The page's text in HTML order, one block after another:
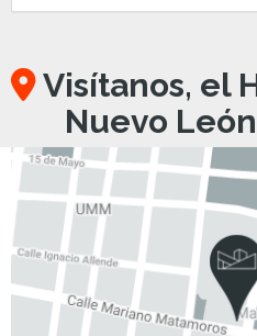
Visítanos, el
Nuevo